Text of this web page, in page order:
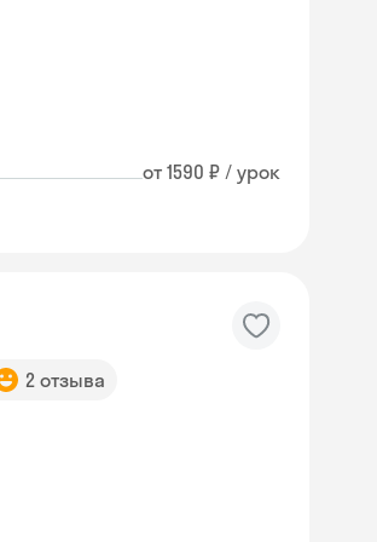
от 1590 ₽ / урок
2 отзыва